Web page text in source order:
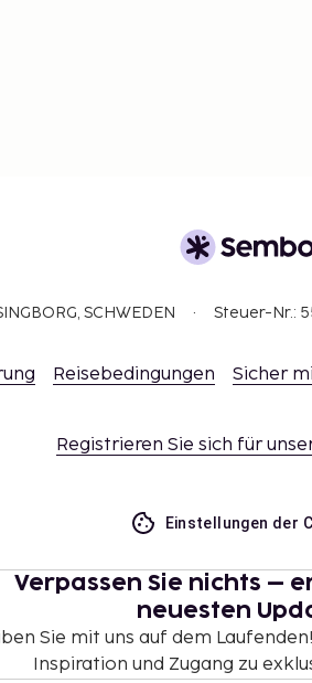
SCHWEDEN Steuer-Nr.:
Reisebedingungen Sicher
Registrieren Sie sich für
Einstellungen der
Verpassen Sie nichts –
neuesten
Sie mit uns auf dem
Inspiration und Zugang zu